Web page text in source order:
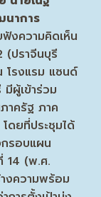
าการ
ฟังความคิดเห็น
(ปราจีนบุรี
โรงแรม แซนด์
ผู้เข้าร่วม
าครัฐ ภาค
ดยที่ประชุมได้
รอบแผน
14 (พ.ศ.
งความพร้อม